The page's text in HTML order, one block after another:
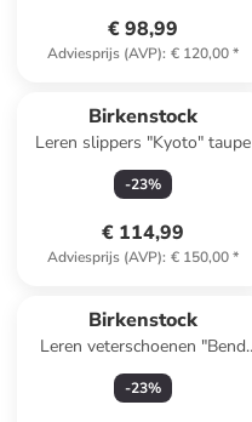
€ 98,99
Adviesprijs (AVP): € 120,00*
Birkenstock
Leren slippers "Kyoto" taupe
-23%
€ 114,99
Adviesprijs (AVP): € 150,00*
Birkenstock
Leren veterschoenen "Bend
Low Decon" zwart - wijdte N
-23%